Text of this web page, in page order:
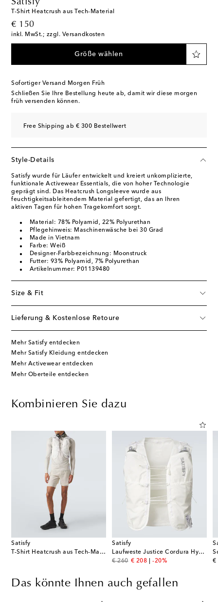
T-Shirt Heatcrush aus Tech-Material
€ 150
original price
inkl. MwSt.; zzgl. Versandkosten
Größe wählen
Sofortiger Versand Morgen Früh
Schließen Sie Ihre Bestellung heute ab, damit wir diese morgen
früh versenden können.
Free Shipping ab € 300 Bestellwert
Style-Details
Satisfy wurde für Läufer entwickelt und kreiert unkomplizierte,
funktionale Activewear Essentials, die von hoher Technologie
geprägt sind. Das Heatcrush Longsleeve wurde aus
feuchtigkeitsableitendem Material gefertigt, das an Ihren
aktiven Tagen für hohen Tragekomfort sorgt.
Material: 78% Polyamid, 22% Polyurethan
Pflegehinweis: Maschinenwäsche bei 30 Grad
Made in Vietnam
Farbe: Weiß
Designer-Farbbezeichnung: Moonstruck
Futter: 93% Polyamid, 7% Polyurethan
Artikelnummer: P01139480
Size & Fit
Lieferung & Kostenlose Retoure
Mehr Satisfy entdecken
Mehr Satisfy Kleidung entdecken
Mehr Activewear entdecken
Mehr Oberteile entdecken
Kombinieren Sie dazu
Satisfy
T-Shirt Heatcrush aus Tech-Material
Satisfy
Laufweste Justice Cordura Hydration 5L
€ 260
original price
€ 208
discount price
-20% €
Das könnte Ihnen auch gefallen